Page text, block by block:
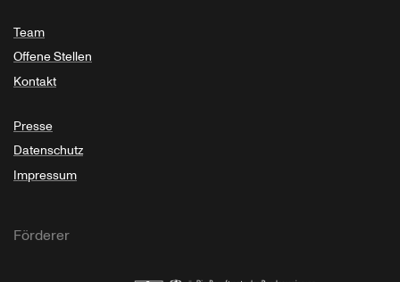
Team
Offene Stellen
Kontakt
Presse
Datenschutz
Impressum
Förderer